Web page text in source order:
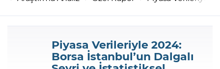
Şifreniz
Piyasa Verileriyle 2024:
Borsa İstanbul’un Dalgalı